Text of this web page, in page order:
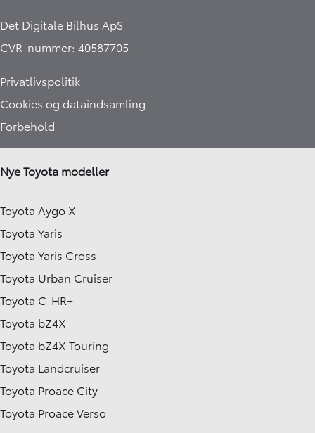
Det Digitale Bilhus ApS
CVR-nummer: 40587705
Privatlivspolitik
Cookies og dataindsamling
Forbehold
Nye Toyota modeller
Toyota Aygo X
Toyota Yaris
Toyota Yaris Cross
Toyota Urban Cruiser
Toyota C-HR+
Toyota bZ4X
Toyota bZ4X Touring
Toyota Landcruiser
Toyota Proace City
Toyota Proace Verso